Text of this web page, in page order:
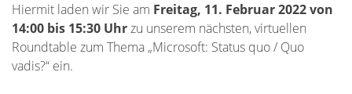
Hiermit laden wir Sie am Freitag, 11. Februar 2022 von
14:00 bis 15:30 Uhrzu unserem nächsten, virtuellen
Roundtable zum Thema „Microsoft: Status quo / Quo
vadis?“ ein.